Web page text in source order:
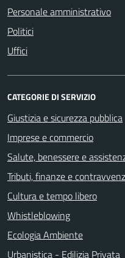
Personale amministrativo
Politici
Uffici
CATEGORIE DI SERVIZIO
Giustizia e sicurezza pubblica
Imprese e commercio
Salute, benessere e
Tributi, finanze e
Cultura e tempo libero
Whistleblowing
Ecologia Ambiente
Urbanistica - Edilizia Privata